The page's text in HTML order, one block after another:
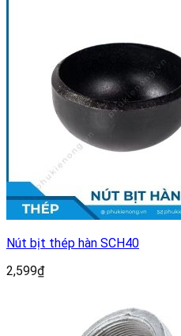
Nút bịt thép hàn SCH40
2,599₫